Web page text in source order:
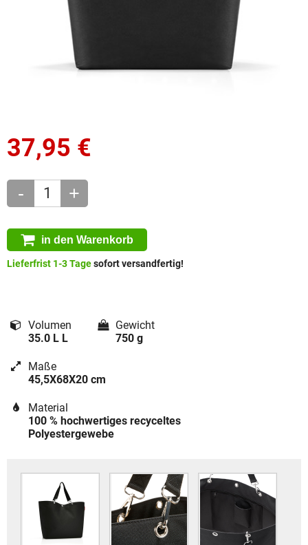
37,95 €
- +
in den Warenkorb
Lieferfrist 1-3 Tagesofort versandfertig!
Volumen
35.0 L L
Gewicht
750 g
Maße
45,5X68X20 cm
Material
100 % hochwertiges recyceltes
Polyestergewebe